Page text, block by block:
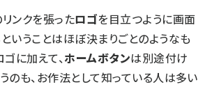
ンクを張ったロゴを目立つように画面
いうことはほぼ決まりごとのようなも
に加えて、ホームボタンは別途付け
のも、お作法として知っている人は多い